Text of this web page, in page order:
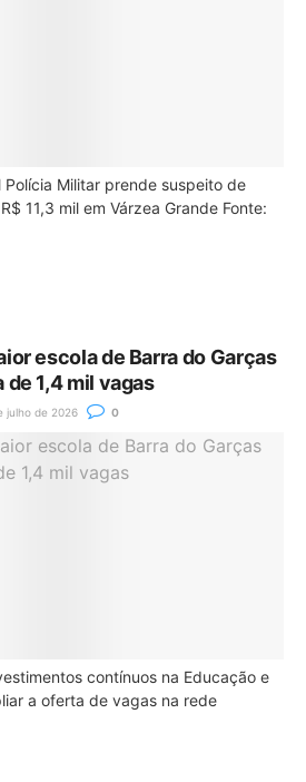
Polícia Militar prende suspeito de
11,3 mil em Várzea Grande Fonte:
escola de Barra do Garças
1,4 mil vagas
julho de 2026 0
contínuos na Educação e
a oferta de vagas na rede